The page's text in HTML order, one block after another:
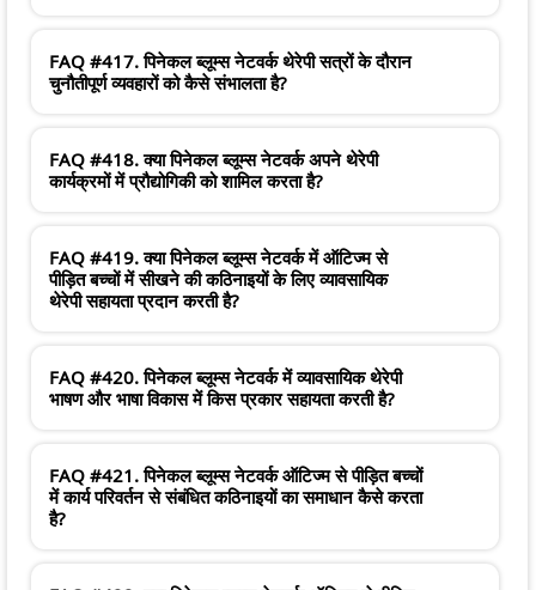
FAQ #417. पिनेकल ब्लूम्स नेटवर्क थेरेपी सत्रों के दौरान
चुनौतीपूर्ण व्यवहारों को कैसे संभालता है?
FAQ #418. क्या पिनेकल ब्लूम्स नेटवर्क अपने थेरेपी
कार्यक्रमों में प्रौद्योगिकी को शामिल करता है?
FAQ #419. क्या पिनेकल ब्लूम्स नेटवर्क में ऑटिज्म से
पीड़ित बच्चों में सीखने की कठिनाइयों के लिए व्यावसायिक
थेरेपी सहायता प्रदान करती है?
FAQ #420. पिनेकल ब्लूम्स नेटवर्क में व्यावसायिक थेरेपी
भाषण और भाषा विकास में किस प्रकार सहायता करती है?
FAQ #421. पिनेकल ब्लूम्स नेटवर्क ऑटिज्म से पीड़ित बच्चों
में कार्य परिवर्तन से संबंधित कठिनाइयों का समाधान कैसे करता
है?